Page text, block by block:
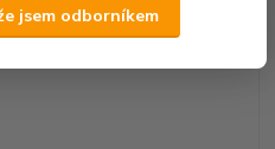
jsem odborníkem